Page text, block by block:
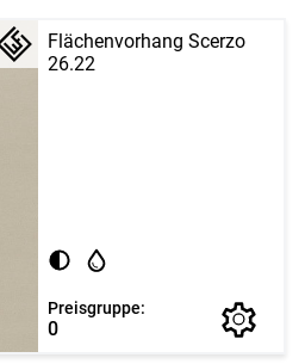
Flächenvorhang Scerzo
26.22
Preisgruppe:
0